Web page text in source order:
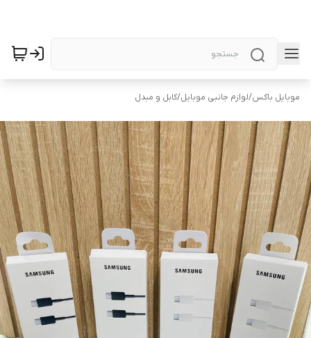
موبایل باکس/لوازم جانبی موبایل/کابل و مبدل